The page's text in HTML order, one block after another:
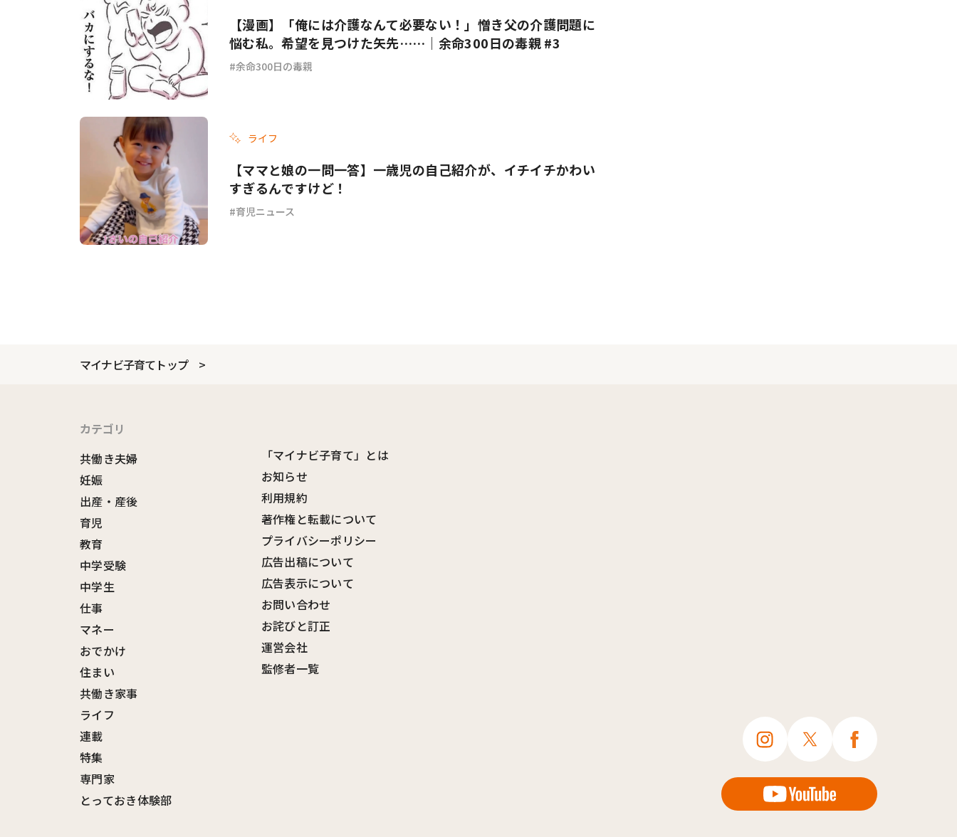
【漫画】「俺には介護なんて必要ない！」憎き父の介護問題に
悩む私。希望を見つけた矢先……｜余命300日の毒親 #3
余命300日の毒親
ライフ
【ママと娘の一問一答】一歳児の自己紹介が、イチイチかわい
すぎるんですけど！
育児ニュース
マイナビ子育てトップ
カテゴリ
共働き夫婦
妊娠
出産・産後
育児
教育
中学受験
中学生
仕事
マネー
おでかけ
住まい
共働き家事
ライフ
連載
特集
専門家
とっておき体験部
「マイナビ子育て」とは
お知らせ
利用規約
著作権と転載について
プライバシーポリシー
広告出稿について
広告表示について
お問い合わせ
お詫びと訂正
運営会社
監修者一覧